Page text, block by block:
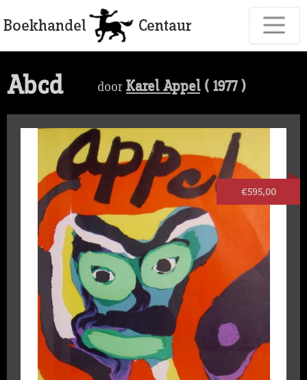
Abcd door Karel Appel( 1977 )
€595,00